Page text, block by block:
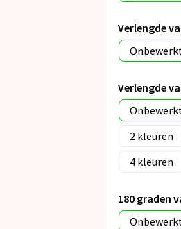
Verlengde
Verlengde
2
4
180 graden